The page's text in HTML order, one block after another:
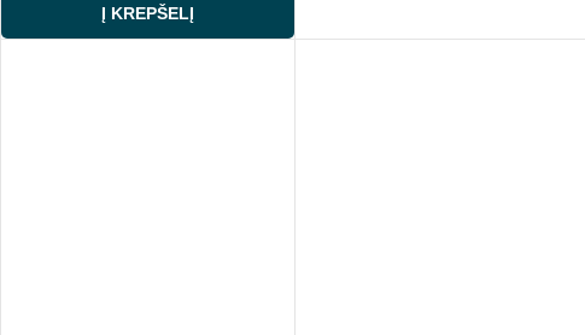
Į KREPŠELĮ